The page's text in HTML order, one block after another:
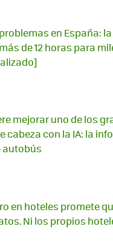
en España:
de 12 horas para
mejorar uno de los
cabeza con la IA: la
autobús
en hoteles promete
Ni los propios